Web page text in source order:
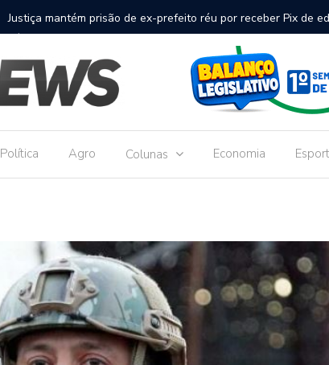
Construção do terminal de passageiros no Aeroporto de
9,8 milhões
Política Agro Colunas Economia